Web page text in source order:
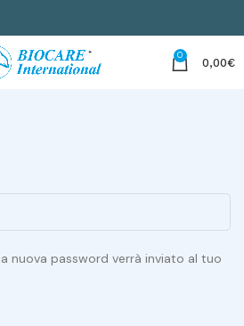
0
0,00€
nuova password verrà inviato al tuo